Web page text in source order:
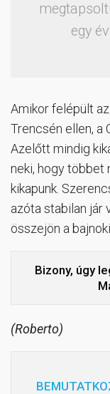
egy
Amikor felépült
Trencsén ellen, a
Azelőtt mindig
neki, hogy többet
kikapunk.
azóta stabilan jár
összejön a
Bizony, úgy
(Roberto)